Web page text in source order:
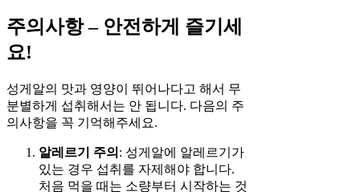
주의사항 – 안전하게 즐기세
요!
성게알의 맛과 영양이 뛰어나다고 해서 무
분별하게 섭취해서는 안 됩니다. 다음의 주
의사항을 꼭 기억해주세요.
알레르기 주의 : 성게알에 알레르기가
있는 경우 섭취를 자제해야 합니다.
처음 먹을 때는 소량부터 시작하는 것